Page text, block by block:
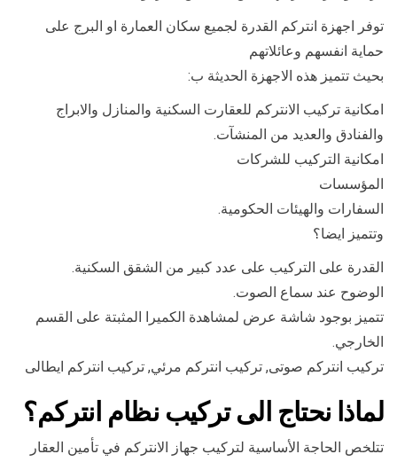
توفر اجهزة انتركم القدرة لجميع سكان العمارة او البرج على
حماية انفسهم وعائلاتهم
بحيث تتميز هذه الاجهزة الحديثة ب:
امكانية تركيب الانتركم للعقارت السكنية والمنازل والابراج
والفنادق والعديد من المنشآت.
امكانية التركيب للشركات
المؤسسات
السفارات والهيئات الحكومية.
وتتميز ايضا؟
القدرة على التركيب على عدد كبير من الشقق السكنية.
الوضوح عند سماع الصوت.
تتميز بوجود شاشة عرض لمشاهدة الكميرا المثبتة على القسم
الخارجي.
تركيب انتركم صوتى, تركيب انتركم مرئي, تركيب انتركم ايطالى
لماذا نحتاج الى تركيب نظام انتركم؟
تتلخص الحاجة الأساسية لتركيب جهاز الانتركم في تأمين العقار